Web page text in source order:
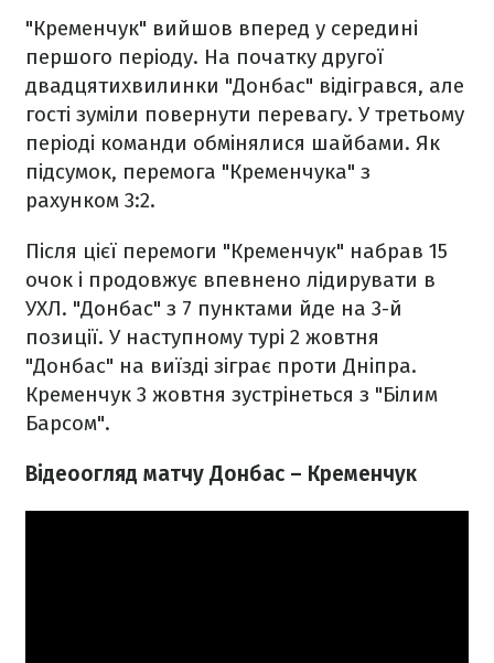
"Кременчук" вийшов вперед у середині
першого періоду. На початку другої
двадцятихвилинки "Донбас" відігрався, але
гості зуміли повернути перевагу. У третьому
періоді команди обмінялися шайбами. Як
підсумок, перемога "Кременчука" з
рахунком 3:2.
Після цієї перемоги "Кременчук" набрав 15
очок і продовжує впевнено лідирувати в
УХЛ. "Донбас" з 7 пунктами йде на 3-й
позиції. У наступному турі 2 жовтня
"Донбас" на виїзді зіграє проти Дніпра.
Кременчук 3 жовтня зустрінеться з "Білим
Барсом".
Відеоогляд матчу Донбас – Кременчук